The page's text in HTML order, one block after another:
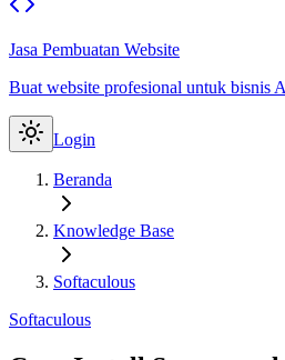
Jasa Pembuatan Website
Buat website profesional untuk bisnis
Login
Beranda
Knowledge Base
Softaculous
Softaculous